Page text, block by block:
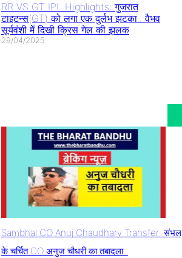
RR VS GT IPL Highlights: गुजरात
टाइटन्स(GT) को लगा एक दुर्लभ झटका.. वैभव
सूर्यवंशी में दिखी क्रिस गेल की झलक
29/04/2025
Sambhal CO Anuj Chaudhary Transfer: संभल
के चर्चित CO अनुज चौधरी का तबादला..